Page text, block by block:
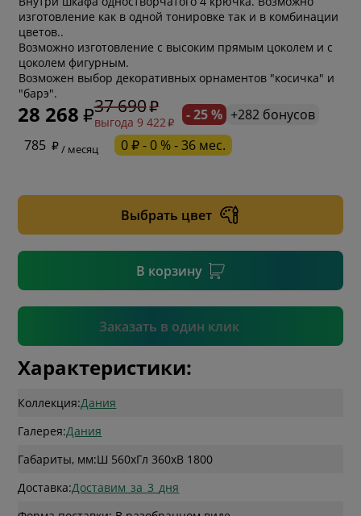
изготовление как в одной тонировке так и в комбинации
цветов..
Возможно изготовление с высоким прямым цоколем и с
цоколем фигурным.
Возможен выбор декоративных орнаментов "косичка" и
"барэ".
28 268 37 690
выгода 9 422 - 25 % +282 бонусов
785
/ месяц 0 ₽ - 0 % - 36 мес.
Выбрать цвет
В корзину
Заказать в один клик
* обязательное поле
Подтвердить
Характеристики:
Коллекция:Дания
Галерея:Дания
Габариты, мм:Ш 560xГл 360xВ 1800
Доставка:Доставим_за_3_дня